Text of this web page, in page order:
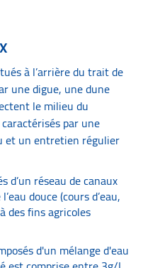
à l’arrière du trait de
une digue, une dune
le milieu du
par une
et un entretien régulier
d’un réseau de canaux
douce (cours d’eau,
des fins agricoles
d'un mélange d'eau